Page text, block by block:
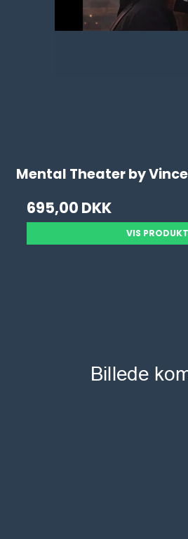
Mental Theater by
695,00 DKK
VIS PRODUKT